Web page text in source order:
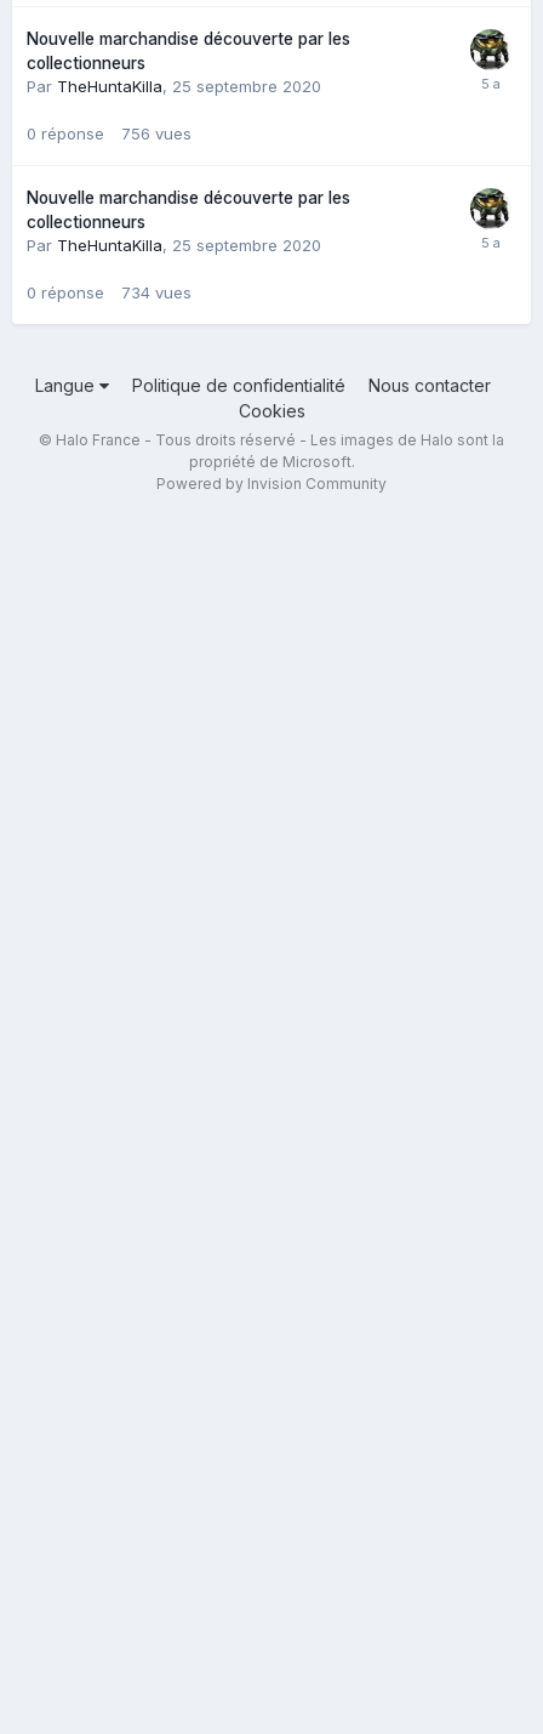
Nouvelle marchandise découverte par les
collectionneurs
Par TheHuntaKilla, 25 septembre 2020
0 réponse 756 vues
Nouvelle marchandise découverte par les
collectionneurs
Par TheHuntaKilla, 25 septembre 2020
0 réponse 734 vues
Langue Politique de confidentialité
Nous contacter
Cookies
© Halo France - Tous droits réservé - Les images de Halo sont la
propriété de Microsoft.
Powered by Invision Community